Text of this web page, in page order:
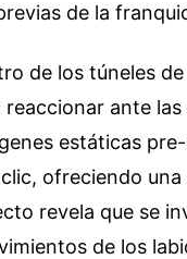
de la
de los túneles
ante las
estáticas
ofreciendo una
revela que se
de los